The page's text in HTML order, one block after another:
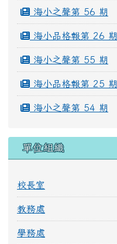
海小之聲第 56 期
海小品格報第 26 期
海小之聲第 55 期
海小品格報第 25 期
海小之聲第 54 期
單位組織
校長室
教務處
學務處